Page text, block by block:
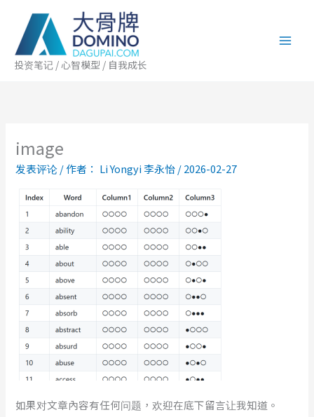
投资笔记 / 心智模型 / 自我成长
image
发表评论/ 作者： Li Yongyi 李永怡/2026-02-27
如果对文章內容有任何问题，欢迎在底下留言让我知道。